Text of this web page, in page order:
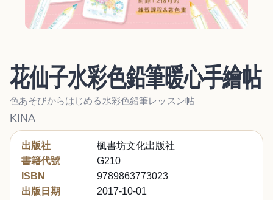
花仙子水彩色鉛筆暖心手繪帖
色あそびからはじめる水彩色鉛筆レッスン帖
KINA
出版社
楓書坊文化出版社
書籍代號
G210
ISBN
9789863773023
出版日期
2017-10-01